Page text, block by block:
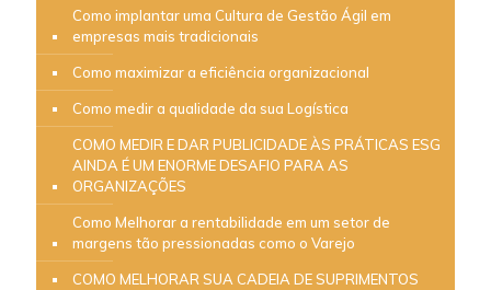
Como implantar uma Cultura de Gestão Ágil em
empresas mais tradicionais
Como maximizar a eficiência organizacional
Como medir a qualidade da sua Logística
COMO MEDIR E DAR PUBLICIDADE ÀS PRÁTICAS ESG
AINDA É UM ENORME DESAFIO PARA AS
ORGANIZAÇÕES
Como Melhorar a rentabilidade em um setor de
margens tão pressionadas como o Varejo
COMO MELHORAR SUA CADEIA DE SUPRIMENTOS